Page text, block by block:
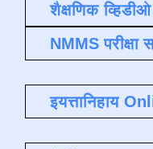
शैक्षणिक व्हिडीओ
NMMS परीक्षा
इयत्तानिहाय